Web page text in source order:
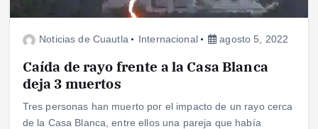
Noticias de Cuautla Internacional agosto 5, 2022
Caída de rayo frente a la Casa Blanca
deja 3 muertos
Tres personas han muerto por el impacto de un rayo cerca
de la Casa Blanca, entre ellos una pareja que había